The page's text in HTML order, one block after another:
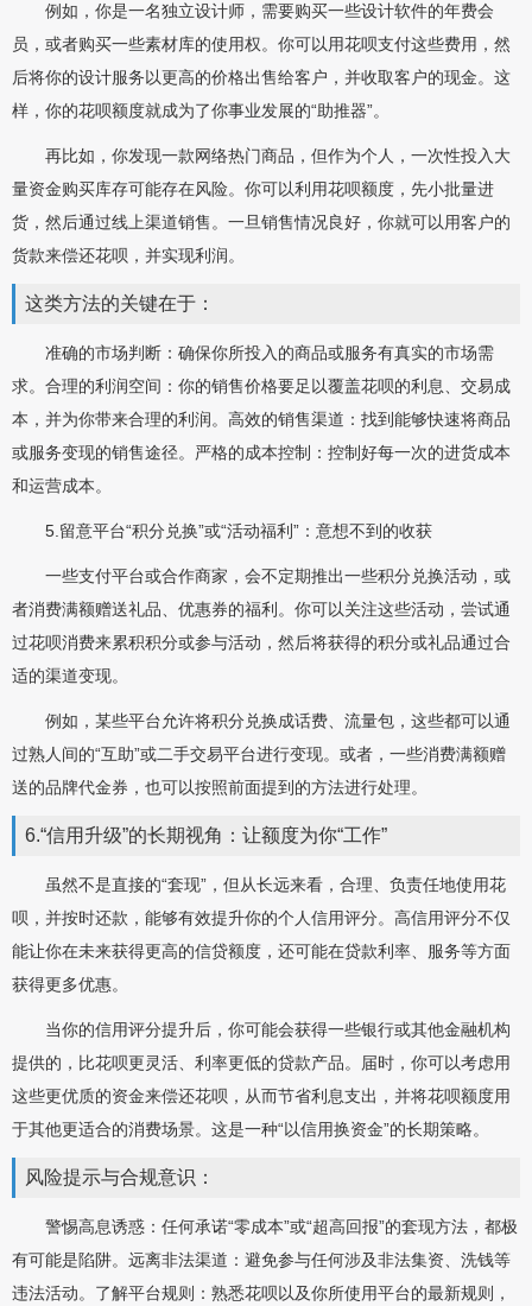
例如，你是一名独立设计师，需要购买一些设计软件的年费会
员，或者购买一些素材库的使用权。你可以用花呗支付这些费用，然
后将你的设计服务以更高的价格出售给客户，并收取客户的现金。这
样，你的花呗额度就成为了你事业发展的“助推器”。
再比如，你发现一款网络热门商品，但作为个人，一次性投入大
量资金购买库存可能存在风险。你可以利用花呗额度，先小批量进
货，然后通过线上渠道销售。一旦销售情况良好，你就可以用客户的
货款来偿还花呗，并实现利润。
这类方法的关键在于：
准确的市场判断：确保你所投入的商品或服务有真实的市场需
求。合理的利润空间：你的销售价格要足以覆盖花呗的利息、交易成
本，并为你带来合理的利润。高效的销售渠道：找到能够快速将商品
或服务变现的销售途径。严格的成本控制：控制好每一次的进货成本
和运营成本。
5.留意平台“积分兑换”或“活动福利”：意想不到的收获
一些支付平台或合作商家，会不定期推出一些积分兑换活动，或
者消费满额赠送礼品、优惠券的福利。你可以关注这些活动，尝试通
过花呗消费来累积积分或参与活动，然后将获得的积分或礼品通过合
适的渠道变现。
例如，某些平台允许将积分兑换成话费、流量包，这些都可以通
过熟人间的“互助”或二手交易平台进行变现。或者，一些消费满额赠
送的品牌代金券，也可以按照前面提到的方法进行处理。
6.“信用升级”的长期视角：让额度为你“工作”
虽然不是直接的“套现”，但从长远来看，合理、负责任地使用花
呗，并按时还款，能够有效提升你的个人信用评分。高信用评分不仅
能让你在未来获得更高的信贷额度，还可能在贷款利率、服务等方面
获得更多优惠。
当你的信用评分提升后，你可能会获得一些银行或其他金融机构
提供的，比花呗更灵活、利率更低的贷款产品。届时，你可以考虑用
这些更优质的资金来偿还花呗，从而节省利息支出，并将花呗额度用
于其他更适合的消费场景。这是一种“以信用换资金”的长期策略。
风险提示与合规意识：
警惕高息诱惑：任何承诺“零成本”或“超高回报”的套现方法，都极
有可能是陷阱。远离非法渠道：避免参与任何涉及非法集资、洗钱等
违法活动。了解平台规则：熟悉花呗以及你所使用平台的最新规则，